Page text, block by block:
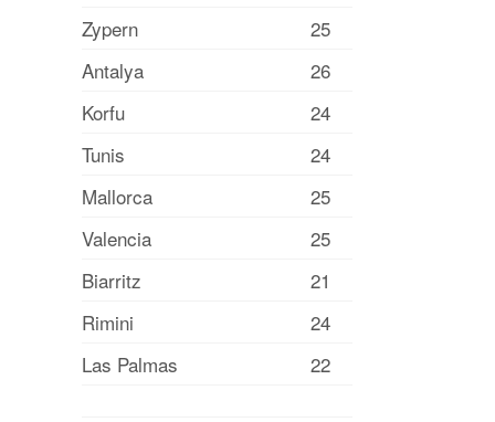
Zypern
25
Antalya
26
Korfu
24
Tunis
24
Mallorca
25
Valencia
25
Biarritz
21
Rimini
24
Las Palmas
22